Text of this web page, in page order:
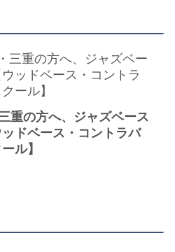
重の方へ、ジャズベース
ドベース・コントラバ
ル】